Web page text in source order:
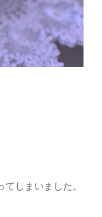
しまいました。